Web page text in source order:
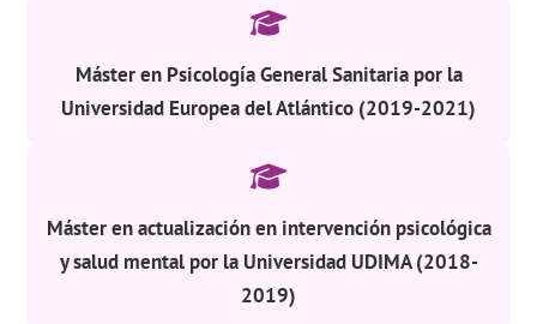
Máster en Psicología General Sanitaria por la
Universidad Europea del Atlántico (2019-2021)
Máster en actualización en intervención psicológica
y salud mental por la Universidad UDIMA (2018-
2019)